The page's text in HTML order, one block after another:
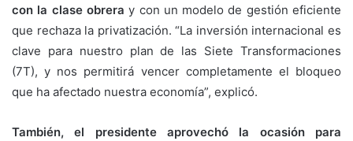
con la clase obrera y con un modelo de gestión eficiente
que rechaza la privatización. “La inversión internacional es
clave para nuestro plan de las Siete Transformaciones
(7T), y nos permitirá vencer completamente el bloqueo
que ha afectado nuestra economía”, explicó.
También, el presidente aprovechó la ocasión para